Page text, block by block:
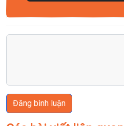
Đăng bình luận